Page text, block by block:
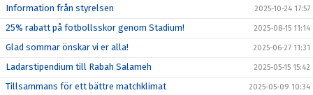
Information från styrelsen 2025-10-24 17:57
25% rabatt på fotbollsskor genom Stadium! 2025-08-15 11:14
Glad sommar önskar vi er alla! 2025-06-27 11:31
Ladarstipendium till Rabah Salameh 2025-05-15 15:42
Tillsammans för ett bättre matchklimat 2025-05-09 10:34